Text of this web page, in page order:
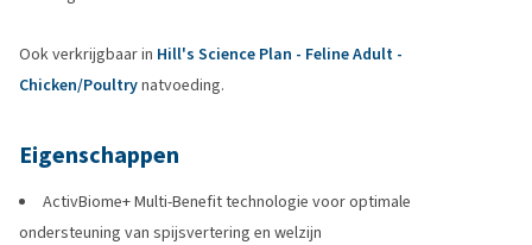
Ook verkrijgbaar in Hill's Science Plan - Feline Adult -
Chicken/Poultrynatvoeding.
Eigenschappen
ActivBiome+ Multi-Benefit technologie voor optimale
ondersteuning van spijsvertering en welzijn